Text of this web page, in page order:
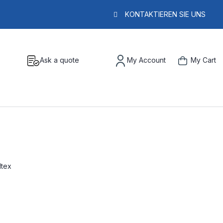
KONTAKTIEREN SIE UNS
Ask a quote My Account My Cart